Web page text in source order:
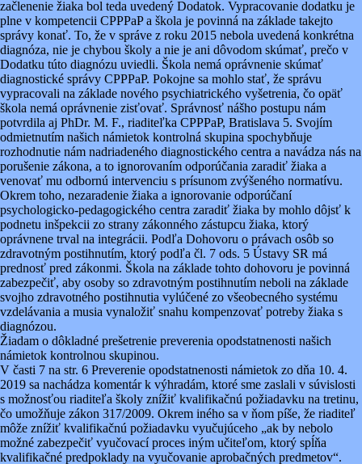
začlenenie žiaka bol teda uvedený Dodatok. Vypracovanie dodatku je
plne v kompetencii CPPPaP a škola je povinná na základe takejto
správy konať. To, že v správe z roku 2015 nebola uvedená konkrétna
diagnóza, nie je chybou školy a nie je ani dôvodom skúmať, prečo v
Dodatku túto diagnózu uviedli. Škola nemá oprávnenie skúmať
diagnostické správy CPPPaP. Pokojne sa mohlo stať, že správu
vypracovali na základe nového psychiatrického vyšetrenia, čo opäť
škola nemá oprávnenie zisťovať. Správnosť nášho postupu nám
potvrdila aj PhDr. M. F., riaditeľka CPPPaP, Bratislava 5. Svojím
odmietnutím našich námietok kontrolná skupina spochybňuje
rozhodnutie nám nadriadeného diagnostického centra a navádza nás na
porušenie zákona, a to ignorovaním odporúčania zaradiť žiaka a
venovať mu odbornú intervenciu s prísunom zvýšeného normatívu.
Okrem toho, nezaradenie žiaka a ignorovanie odporúčaní
psychologicko-pedagogického centra zaradiť žiaka by mohlo dôjsť k
podnetu inšpekcii zo strany zákonného zástupcu žiaka, ktorý
oprávnene trval na integrácii. Podľa Dohovoru o právach osôb so
zdravotným postihnutím, ktorý podľa čl. 7 ods. 5 Ústavy SR má
prednosť pred zákonmi. Škola na základe tohto dohovoru je povinná
zabezpečiť, aby osoby so zdravotným postihnutím neboli na základe
svojho zdravotného postihnutia vylúčené zo všeobecného systému
vzdelávania a musia vynaložiť snahu kompenzovať potreby žiaka s
diagnózou.
Žiadam o dôkladné prešetrenie preverenia opodstatnenosti našich
námietok kontrolnou skupinou.
V časti 7 na str. 6 Preverenie opodstatnenosti námietok zo dňa 10. 4.
2019 sa nachádza komentár k výhradám, ktoré sme zaslali v súvislosti
s možnosťou riaditeľa školy znížiť kvalifikačnú požiadavku na tretinu,
čo umožňuje zákon 317/2009. Okrem iného sa v ňom píše, že riaditeľ
môže znížiť kvalifikačnú požiadavku vyučujúceho „ak by nebolo
možné zabezpečiť vyučovací proces iným učiteľom, ktorý spĺňa
kvalifikačné predpoklady na vyučovanie aprobačných predmetov“.